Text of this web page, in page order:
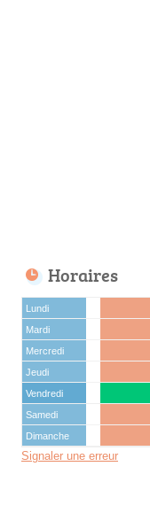
Horaires
Lundi
Mardi
Mercredi
Jeudi
Vendredi
Samedi
Dimanche
Signaler une erreur